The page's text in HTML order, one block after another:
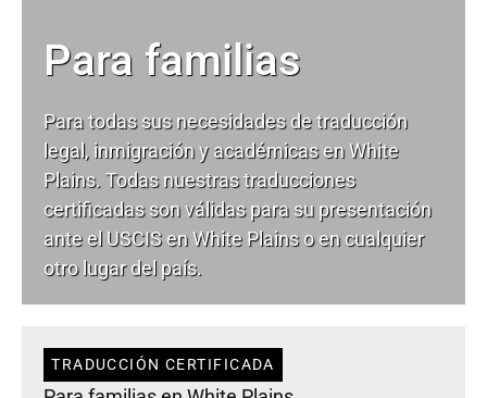
Para familias
Para todas sus necesidades detraducción
legal, inmigración y académicas en White
Plains. Todas nuestras traducciones
certificadas son válidas para su presentación
ante el USCIS en White Plains o en cualquier
otro lugar del país.
TRADUCCIÓN CERTIFICADA